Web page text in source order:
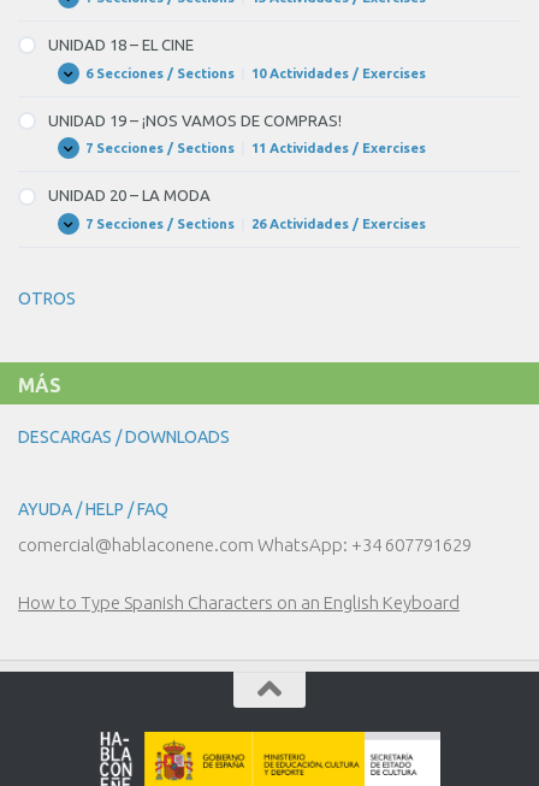
Expandir
UNIDAD
–
LA
CULTURA
UNIDAD 18 – EL CINE
Expandir
UNIDAD
–
EL
CINE
6 Secciones / Sections 10 Actividades / Exercises
UNIDAD 19 – ¡NOS VAMOS DE COMPRAS!
Expandir
UNIDAD
–
¡NOS
VAMOS
DE
7 Secciones / Sections 11 Actividades / Exercises
UNIDAD 20 – LA MODA
Expandir
UNIDAD
MODA
7 Secciones / Sections 26 Actividades / Exercises
OTROS
MÁS
DESCARGAS / DOWNLOADS
AYUDA / HELP / FAQ
comercial@hablaconene.com WhatsApp: +34 607791629
How to Type Spanish Characters on an English Keyboard